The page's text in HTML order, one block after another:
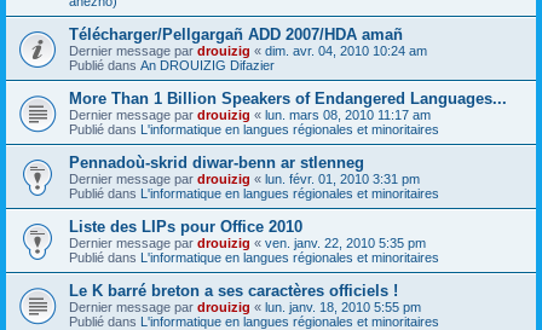
Télécharger/Pellgargañ ADD 2007/HDA amañ
Dernier message par drouizig « dim. avr. 04, 2010 10:24 am
Publié dans An DROUIZIG Difazier
More Than 1 Billion Speakers of Endangered Languages...
Dernier message par drouizig « lun. mars 08, 2010 11:17 am
Publié dans L'informatique en langues régionales et minoritaires
Pennadoù-skrid diwar-benn ar stlenneg
Dernier message par drouizig « lun. févr. 01, 2010 3:31 pm
Publié dans L'informatique en langues régionales et minoritaires
Liste des LIPs pour Office 2010
Dernier message par drouizig « ven. janv. 22, 2010 5:35 pm
Publié dans L'informatique en langues régionales et minoritaires
Le K barré breton a ses caractères officiels !
Dernier message par drouizig « lun. janv. 18, 2010 5:55 pm
Publié dans L'informatique en langues régionales et minoritaires